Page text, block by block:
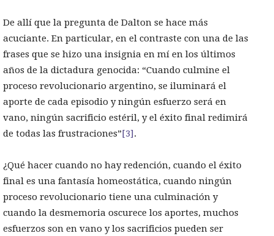
De allí que la pregunta de Dalton se hace más
acuciante. En particular, en el contraste con una de las
frases que se hizo una insignia en mí en los últimos
años de la dictadura genocida: “Cuando culmine el
proceso revolucionario argentino, se iluminará el
aporte de cada episodio y ningún esfuerzo será en
vano, ningún sacrificio estéril, y el éxito final redimirá
de todas las frustraciones”[3].
¿Qué hacer cuando no hay redención, cuando el éxito
final es una fantasía homeostática, cuando ningún
proceso revolucionario tiene una culminación y
cuando la desmemoria oscurece los aportes, muchos
esfuerzos son en vano y los sacrificios pueden ser